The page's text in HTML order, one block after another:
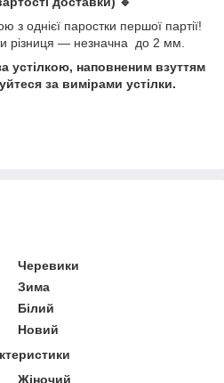
з однієї паростки першої партії!
різниця — незначна до 2 мм.
устілкою, наповненим взуттям
за вимірами устілки.
Черевики
Зима
Білий
Новий
Жіночий